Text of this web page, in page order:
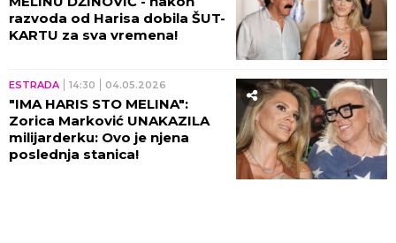
razvoda od Harisa dobila ŠUT-
KARTU za sva vremena!
ESTRADA 14:30 04.05.2026
"IMA HARIS STO MELINA":
Zorica Marković UNAKAZILA
milijarderku: Ovo je njena
poslednja stanica!